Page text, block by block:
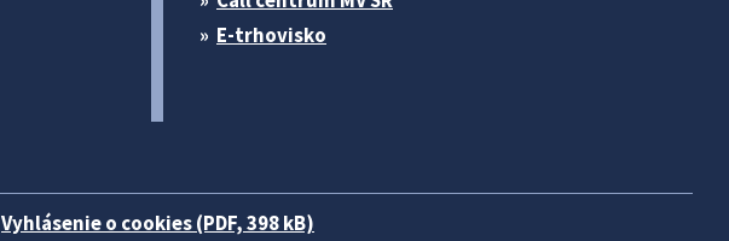
E-trhovisko
Vyhlásenie o cookies (PDF, 398 kB)